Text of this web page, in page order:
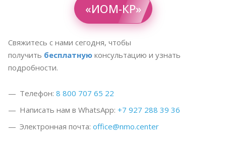
«ИОМ-КР»
Свяжитесь с нами сегодня, чтобы
получить бесплатную консультацию и узнать
подробности.
Телефон: 8 800 707 65 22
Написать нам в WhatsApp: +7 927 288 39 36
Электронная почта: office@nmo.center